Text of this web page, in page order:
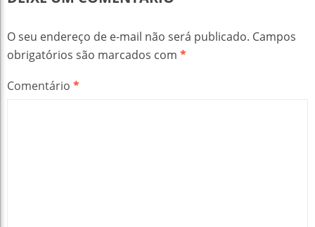
O seu endereço de e-mail não será publicado. Campos
obrigatórios são marcados com *
Comentário *